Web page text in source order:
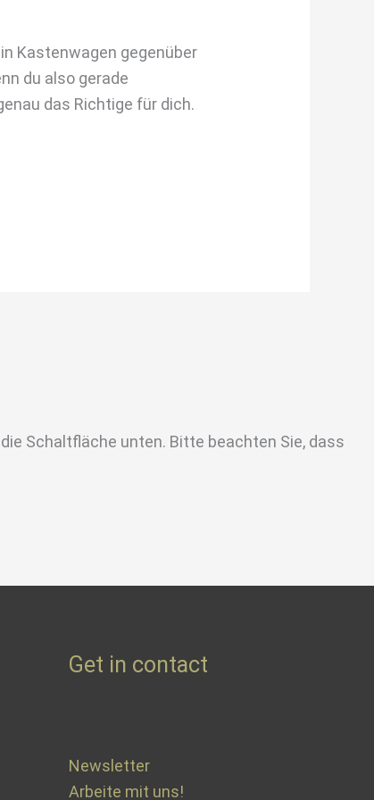
Kastenwagen gegenüber
du also gerade
das Richtige für dich.
Schaltfläche unten. Bitte beachten Sie, dass
Get in contact
Newsletter
Arbeite mit uns!